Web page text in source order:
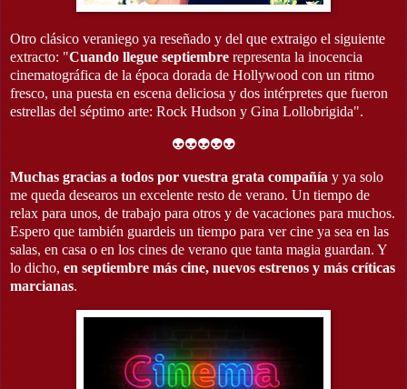
Otro clásico veraniego ya reseñado y del que extraigo el siguiente
extracto: "Cuando llegue septiembre representa la inocencia
cinematográfica de la época dorada de Hollywood con un ritmo
fresco, una puesta en escena deliciosa y dos intérpretes que fueron
estrellas del séptimo arte: Rock Hudson y Gina Lollobrigida".
👽👽👽👽👽
Muchas gracias a todos por vuestra grata compañía y ya solo
me queda desearos un excelente resto de verano. Un tiempo de
relax para unos, de trabajo para otros y de vacaciones para muchos.
Espero que también guardeis un tiempo para ver cine ya sea en las
salas, en casa o en los cines de verano que tanta magia guardan. Y
lo dicho, en septiembre más cine, nuevos estrenos y más críticas
marcianas.